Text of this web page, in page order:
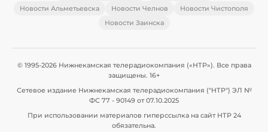
Новости Альметьевска
Новости Челнов
Новости Чистополя
Новости Заинска
© 1995-2026 Нижнекамская телерадиокомпания («НТР»). Все права
защищены. 16+
Сетевое издание Нижнекамская телерадиокомпания ("НТР") ЭЛ №
ФС 77 - 90149 от 07.10.2025
При использовании материалов гиперссылка на сайт НТР 24
обязательна.